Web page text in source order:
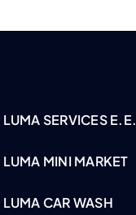
LUMA SERVICES E.E.
LUMA MINI MARKET
LUMA CAR WASH